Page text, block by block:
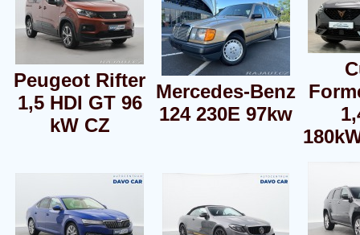
Peugeot Rifter
1,5 HDI GT 96
kW CZ
Mercedes-Benz
124 230E 97kw